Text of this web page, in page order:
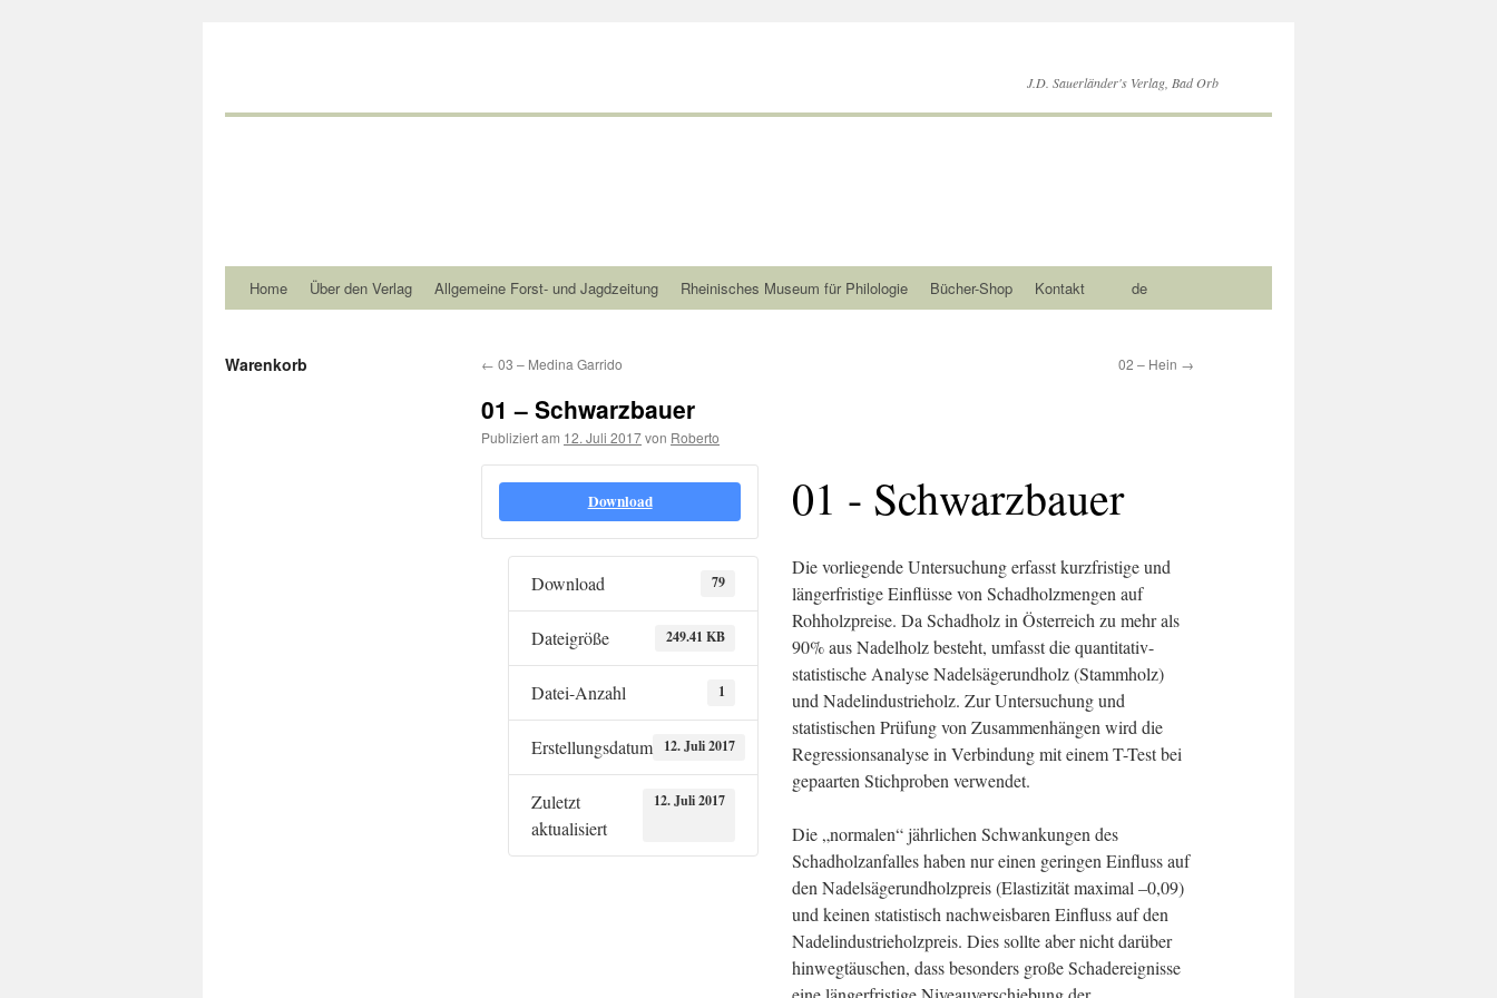
J.D. Sauerländer's Verlag, Bad Orb
Home Über den Verlag Allgemeine Forst- und Jagdzeitung Rheinisches Museum für Philologie Bücher-Shop Kontakt de
← 03 – Medina Garrido 02 – Hein →
01 – Schwarzbauer
Publiziert am 12. Juli 2017von Roberto
Download
Download 79
Dateigröße 249.41 KB
Datei-Anzahl 1
Erstellungsdatum 12. Juli 2017
Zuletzt
aktualisiert
12. Juli 2017
01 - Schwarzbauer
Die vorliegende Untersuchung erfasst kurzfristige und
längerfristige Einflüsse von Schadholzmengen auf
Rohholzpreise. Da Schadholz in Österreich zu mehr als
90% aus Nadelholz besteht, umfasst die quantitativ-
statistische Analyse Nadelsägerundholz (Stammholz)
und Nadelindustrieholz. Zur Untersuchung und
statistischen Prüfung von Zusammenhängen wird die
Regressionsanalyse in Verbindung mit einem T-Test bei
gepaarten Stichproben verwendet.
Die „normalen“ jährlichen Schwankungen des
Schadholzanfalles haben nur einen geringen Einfluss auf
den Nadelsägerundholzpreis (Elastizität maximal –0,09)
und keinen statistisch nachweisbaren Einfluss auf den
Nadelindustrieholzpreis. Dies sollte aber nicht darüber
hinwegtäuschen, dass besonders große Schadereignisse
Warenkorb